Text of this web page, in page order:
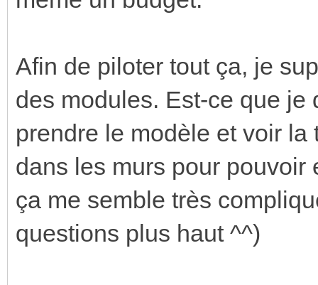
Afin de piloter tout ça, je
des modules. Est-ce que
prendre le modèle et voir
dans les murs pour
ça me semble très
questions plus haut ^^)